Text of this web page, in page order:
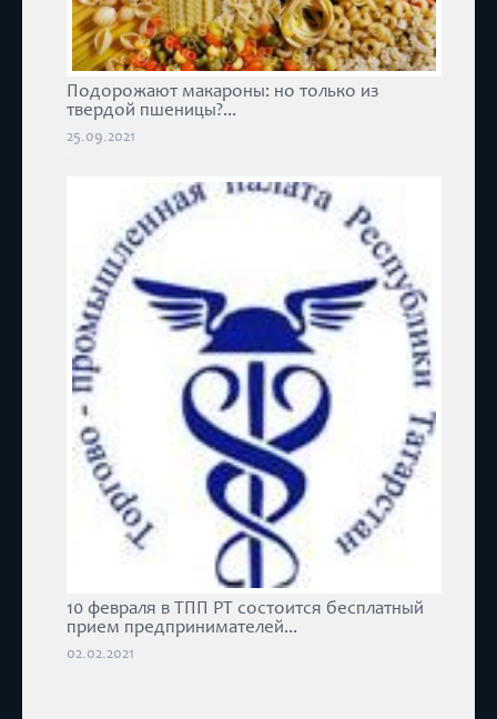
Подорожают макароны: но только из
твердой пшеницы?...
25.09.2021
10 февраля в ТПП РТ состоится бесплатный
прием предпринимателей...
02.02.2021